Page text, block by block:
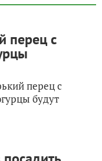
перец с
перец с
будут